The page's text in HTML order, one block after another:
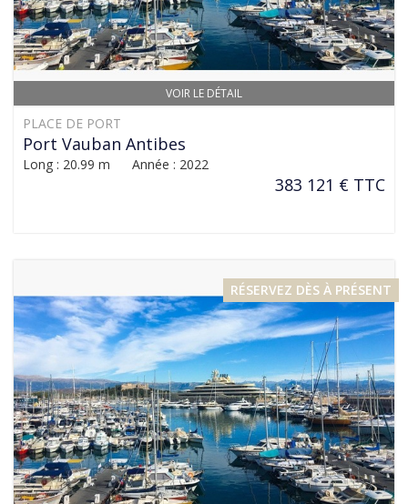
VOIR LE DÉTAIL
PLACE DE PORT
Port Vauban Antibes
Long : 20.99 m Année : 2022
383 121 € TTC
RÉSERVEZ DÈS À PRÉSENT